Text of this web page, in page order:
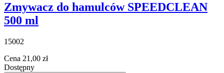
Zmywacz do hamulców SPEEDCLEAN
500 ml
15002
Cena 21,00 zł
Dostępny